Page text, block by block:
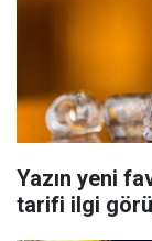
Yazın yeni
tarifi ilgi